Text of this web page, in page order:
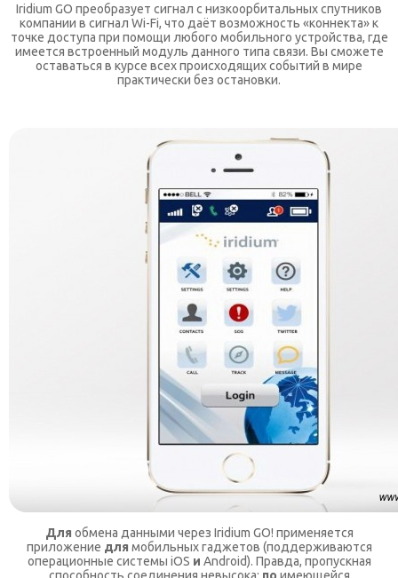
Iridium GO преобразует сигнал с низкоорбитальных спутников
компании в сигнал Wi-Fi, что даёт возможность «коннекта»к
точке доступа при помощи любого мобильного устройства, где
имеется встроенный модуль данного типа связи. Вы сможете
оставаться в курсе всех происходящих событий в мире
практически без остановки.
Для обмена данными через Iridium GO! применяется
приложение для мобильных гаджетов (поддерживаются
операционные системы iOS и Android). Правда, пропускная
способность соединения невысока: по имеющейся